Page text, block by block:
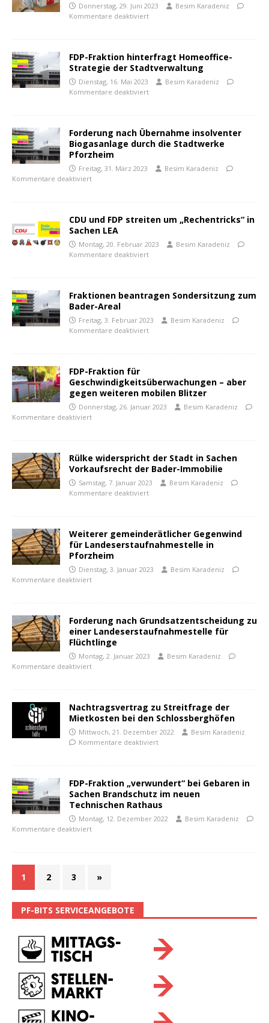
Donnerstag, 29. Juni 2023
Besim Karadeniz
Kommentare deaktiviert
FDP-Fraktion hinterfragt Homeoffice-
Strategie der Stadtverwaltung
Dienstag, 16. Mai 2023
Besim Karadeniz
Kommentare deaktiviert
Forderung nach Übernahme insolventer
Biogasanlage durch die Stadtwerke
Pforzheim
Freitag, 31. März 2023
Besim Karadeniz
Kommentare deaktiviert
CDU und FDP streiten um „Rechentricks“ in
Sachen LEA
Montag, 20. Februar 2023
Besim Karadeniz
Kommentare deaktiviert
Fraktionen beantragen Sondersitzung zum
Bader-Areal
Freitag, 3. Februar 2023
Besim Karadeniz
Kommentare deaktiviert
FDP-Fraktion für
Geschwindigkeitsüberwachungen – aber
gegen weiteren mobilen Blitzer
Donnerstag, 26. Januar 2023
Besim Karadeniz
Kommentare deaktiviert
Rülke widerspricht der Stadt in Sachen
Vorkaufsrecht der Bader-Immobilie
Samstag, 7. Januar 2023
Besim Karadeniz
Kommentare deaktiviert
Weiterer gemeinderätlicher Gegenwind
für Landeserstaufnahmestelle in
Pforzheim
Dienstag, 3. Januar 2023
Besim Karadeniz
Kommentare deaktiviert
Forderung nach Grundsatzentscheidung zu
einer Landeserstaufnahmestelle für
Flüchtlinge
Montag, 2. Januar 2023
Besim Karadeniz
Kommentare deaktiviert
Nachtragsvertrag zu Streitfrage der
Mietkosten bei den Schlossberghöfen
Mittwoch, 21. Dezember 2022
Besim Karadeniz
Kommentare deaktiviert
FDP-Fraktion „verwundert“ bei Gebaren in
Sachen Brandschutz im neuen
Technischen Rathaus
Montag, 12. Dezember 2022
Besim Karadeniz
Kommentare deaktiviert
1 2 3 »
PF-BITS SERVICEANGEBOTE